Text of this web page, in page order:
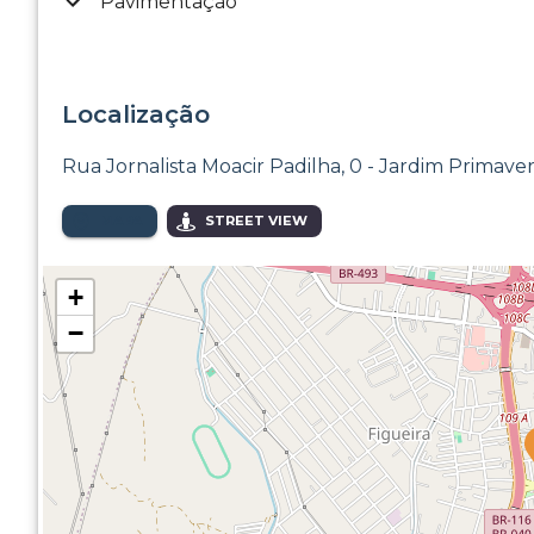
Localização
Rua Jornalista Moacir Padilha, 0 - Jardim
STREET VIEW
+
−